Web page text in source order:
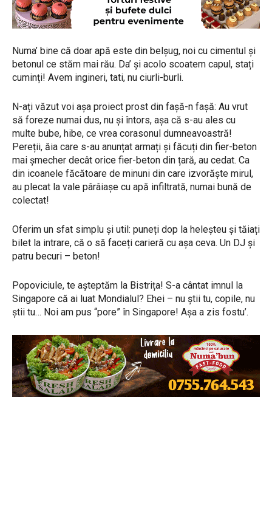
Numa’ bine că doar apă este din belșug, noi cu cimentul și
betonul ce stăm mai rău. Da’ și acolo scoatem capul, stați
cuminți! Avem ingineri, tati, nu ciurli-burli.
N-ați văzut voi așa proiect prost din fașă-n fașă: Au vrut
să foreze numai dus, nu și întors, așa că s-au ales cu
multe bube, hibe, ce vrea corasonul dumneavoastră!
Pereții, ăia care s-au anunțat armați și făcuți din fier-beton
mai șmecher decât orice fier-beton din țară, au cedat. Ca
din icoanele făcătoare de minuni din care izvorăște mirul,
au plecat la vale pârâiașe cu apă infiltrată, numai bună de
colectat!
Oferim un sfat simplu și util: puneți dop la heleșteu și tăiați
bilet la intrare, că o să faceți carieră cu așa ceva. Un DJ și
patru becuri – beton!
Popoviciule, te așteptăm la Bistrița! S-a cântat imnul la
Singapore că ai luat Mondialul? Ehei – nu știi tu, copile, nu
știi tu… Noi am pus “pore” în Singapore! Așa a zis fostu’.